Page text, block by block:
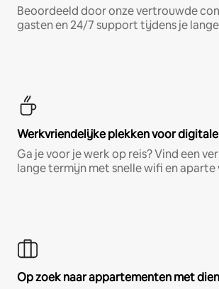
Beoordeeld door onze vertrouwde
gasten en 24/7 support tijdens je
Werkvriendelijke plekken voor
Ga je voor je werk op reis? Vind een
lange termijn met snelle wifi en
Op zoek naar appartementen met